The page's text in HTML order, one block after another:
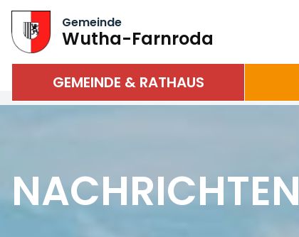
Gemeinde
Wutha-Farnroda
GEMEINDE & RATHAUS
NACHRICHTEN